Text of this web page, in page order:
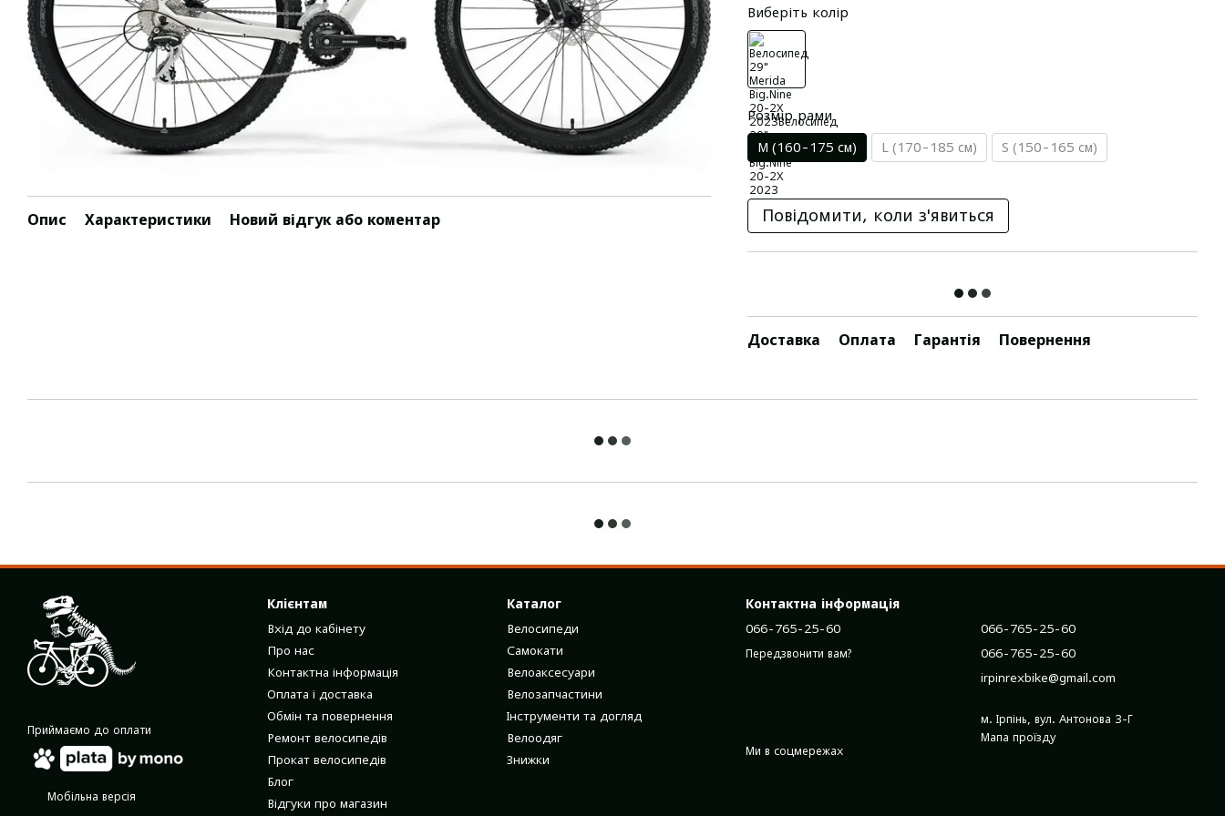
Опис Характеристики Новий відгук або коментар
Виберіть колір
Розмір рами
M (160-175 см) L (170-185 см) S (150-165 см)
Повідомити, коли з'явиться
Доставка Оплата Гарантія Повернення
Приймаємо до оплати
Мобільна версія
Клієнтам
Вхід до кабінету
Про нас
Контактна інформація
Оплата і доставка
Обмін та повернення
Ремонт велосипедів
Прокат велосипедів
Блог
Відгуки про магазин
Каталог
Велосипеди
Самокати
Велоаксесуари
Велозапчастини
Інструменти та догляд
Велоодяг
Знижки
Контактна інформація
066-765-25-60
Передзвонити вам?
066-765-25-60
066-765-25-60
irpinrexbike@gmail.com
м. Ірпінь, вул. Антонова 3-Г
Мапа проїзду
Ми в соцмережах